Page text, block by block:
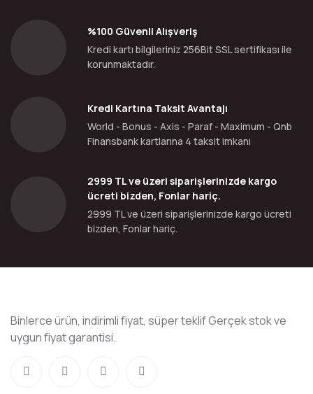
%100 Güvenli Alışveriş
Kredi kartı bilgileriniz 256Bit SSL sertifikası ile
korunmaktadır.
Kredi Kartına Taksit Avantajı
World - Bonus - Axis - Paraf - Maximum - Qnb
Finansbank kartlarına 4 taksit imkanı
2999 TL ve üzeri siparişlerinizde kargo
ücreti bizden, Fonlar hariç.
2999 TL ve üzeri siparişlerinizde kargo ücreti
bizden, Fonlar hariç.
Binlerce ürün, indirimli fiyat, süper teklif Gerçek stok ve
uygun fiyat garantisi.